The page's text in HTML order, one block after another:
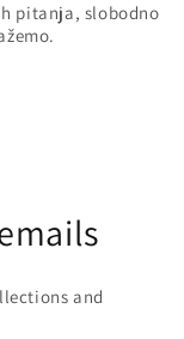
pitanja, slobodno
and